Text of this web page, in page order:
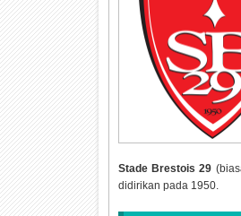
Stade Brestois 29
didirikan pada 1950.